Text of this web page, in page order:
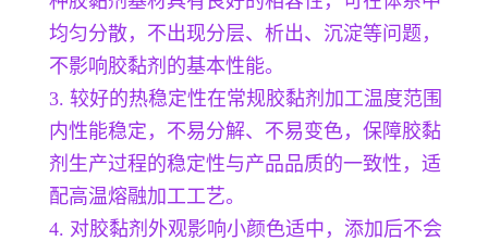
均匀分散，不出现分层、析出、沉淀等问题，
不影响胶黏剂的基本性能。
3. 较好的热稳定性在常规胶黏剂加工温度范围
内性能稳定，不易分解、不易变色，保障胶黏
剂生产过程的稳定性与产品品质的一致性，适
配高温熔融加工工艺。
4. 对胶黏剂外观影响小颜色适中，添加后不会